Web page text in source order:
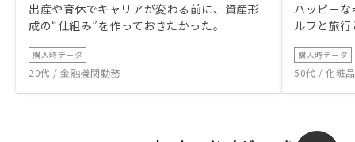
出産や育休でキャリアが変わる前に、資産形
成の“仕組み”を作っておきたかった。
購入時データ
20代 / 金融機関勤務
ハッピー
ルフと旅
購入時データ
50代 / 化粧